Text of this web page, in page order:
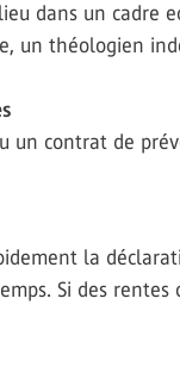
dans un cadre
un théologien
un contrat de
la
Si des